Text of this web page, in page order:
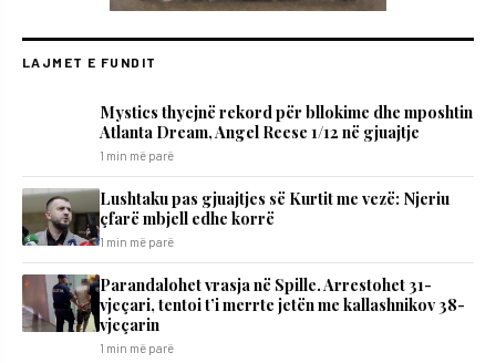
LAJMET E FUNDIT
Mystics thyejnë rekord për bllokime dhe mposhtin
Atlanta Dream, Angel Reese 1/12 në gjuajtje
1 min më parë
​Lushtaku pas gjuajtjes së Kurtit me vezë: Njeriu
çfarë mbjell edhe korrë
1 min më parë
Parandalohet vrasja në Spille. Arrestohet 31-
vjeçari, tentoi t’i merrte jetën me kallashnikov 38-
vjeçarin
1 min më parë